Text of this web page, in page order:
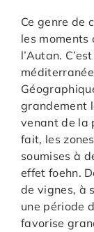
Ce genre de
les moments
l’Autan.
grandement
venant de la
fait, les
soumises à
effet foehn.
de vignes, à
une période
favorise